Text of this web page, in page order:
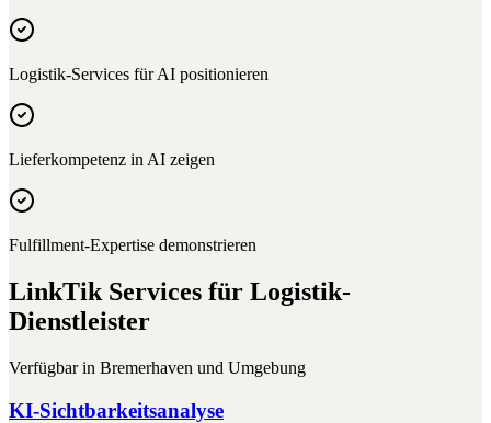
Logistik-Services für AI positionieren
Lieferkompetenz in AI zeigen
Fulfillment-Expertise demonstrieren
LinkTik Services für Logistik-
Dienstleister
Verfügbar in Bremerhaven und Umgebung
KI-Sichtbarkeitsanalyse